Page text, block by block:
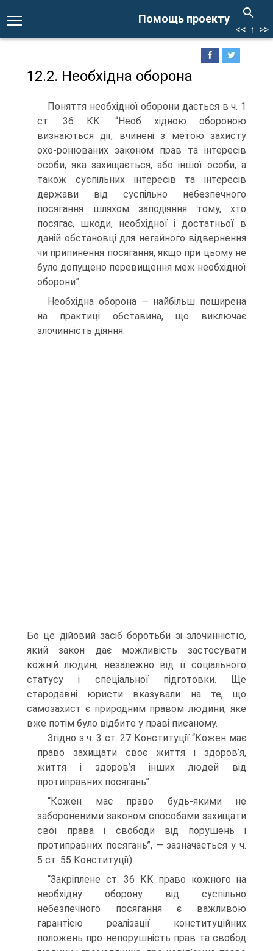
Помощь проекту
<< ↑ >>
12.2. Необхідна оборона
Поняття необхідної оборони дається в ч. 1
ст. 36 КК: “Необ хідною обороною
визнаються дії, вчинені з метою захисту
охо-ронюваних законом прав та інтересів
особи, яка захищається, або іншої особи, а
також суспільних інтересів та інтересів
держави від суспільно небезпечного
посягання шляхом заподіяння тому, хто
посягає, шкоди, необхідної і достатньої в
даній обстановці для негайного відвернення
чи припинення посягання, якщо при цьому не
було допущено перевищення меж необхідної
оборони”.
Необхідна оборона — найбільш поширена
на практиці обставина, що виключає
злочинність діяння.
Бо це дійовий засіб боротьби зі злочинністю,
який закон дає можливість застосувати
кожній людині, незалежно від її соціального
статусу і спеціальної підготовки. Ще
стародавні юристи вказували на те, що
самозахист є природним правом людини, яке
вже потім було відбито у праві писаному.
Згідно з ч. 3 ст. 27 Конституції “Кожен має
право захищати своє життя і здоров’я,
життя і здоров’я інших людей від
протиправних посягань”.
“Кожен має право будь-якими не
забороненими законом способами захищати
свої права і свободи від порушень і
протиправних посягань”, — зазначається у ч.
5 ст. 55 Конституції).
“Закріплене ст. 36 КК право кожного на
необхідну оборону від суспільно
небезпечного посягання є важливою
гарантією реалізації конституційних
положень про непорушність прав та свобод